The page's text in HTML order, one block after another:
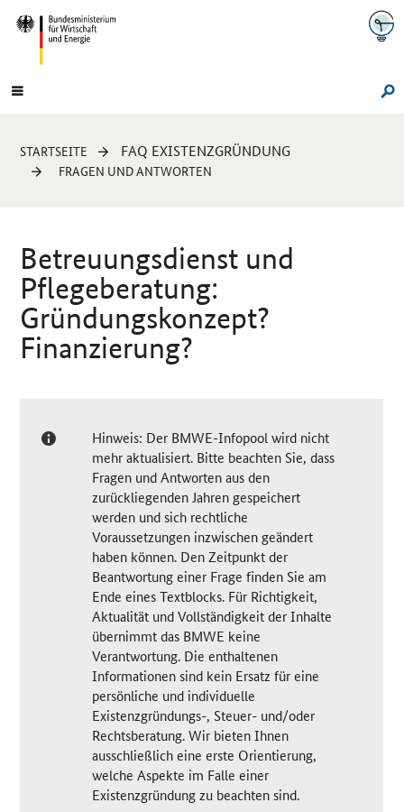
Navigation
Hauptmenü
Sie
sind
STARTSEITE FAQ EXISTENZGRÜNDUNG
FRAGEN UND ANTWORTEN
Betreuungsdienst und
Pflegeberatung:
Gründungskonzept?
Finanzierung?
Hinweis: Der BMWE-Infopool wird nicht
mehr aktualisiert. Bitte beachten Sie, dass
Fragen und Antworten aus den
zurückliegenden Jahren gespeichert
werden und sich rechtliche
Voraussetzungen inzwischen geändert
haben können. Den Zeitpunkt der
Beantwortung einer Frage finden Sie am
Ende eines Textblocks. Für Richtigkeit,
Aktualität und Vollständigkeit der Inhalte
übernimmt das BMWE keine
Verantwortung. Die enthaltenen
Informationen sind kein Ersatz für eine
persönliche und individuelle
Existenzgründungs-, Steuer- und/oder
Rechtsberatung. Wir bieten Ihnen
ausschließlich eine erste Orientierung,
welche Aspekte im Falle einer
Existenzgründung zu beachten sind.